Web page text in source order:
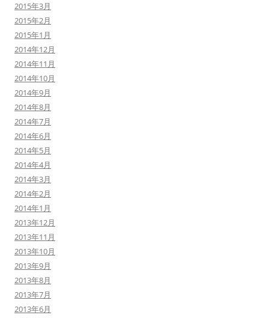
2015年3月
2015年2月
2015年1月
2014年12月
2014年11月
2014年10月
2014年9月
2014年8月
2014年7月
2014年6月
2014年5月
2014年4月
2014年3月
2014年2月
2014年1月
2013年12月
2013年11月
2013年10月
2013年9月
2013年8月
2013年7月
2013年6月